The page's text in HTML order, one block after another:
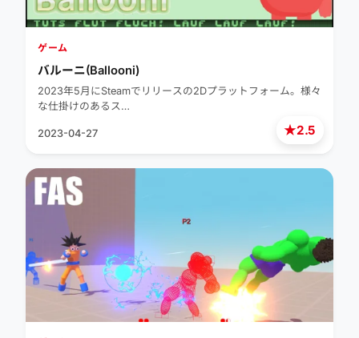
★2.5
ゲーム
バルーニ(Ballooni)
2023年5月にSteamでリリースの2Dプラットフォーム。様々
な仕掛けのあるス…
2023-04-27